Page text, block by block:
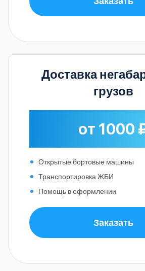
Доставка
грузов
от 1000
Открытые бортовые машины
Транспортировка ЖБИ
Помощь в оформлении
Заказать